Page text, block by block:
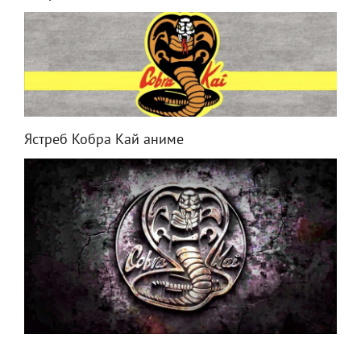
Ястреб Кобра Кай аниме